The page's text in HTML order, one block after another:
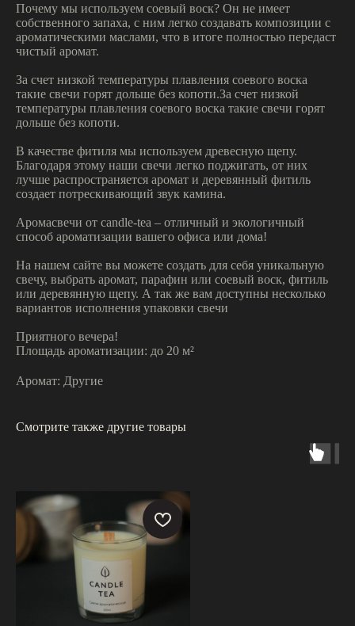
Почему мы используем соевый воск? Он не имеет
собственного запаха, с ним легко создавать композиции с
ароматическими маслами, что в итоге полностью передаст
чистый аромат.
За счет низкой температуры плавления соевого воска
такие свечи горят дольше без копоти.За счет низкой
температуры плавления соевого воска такие свечи горят
дольше без копоти.
В качестве фитиля мы используем древесную щепу.
Благодаря этому наши свечи легко поджигать, от них
лучше распространяется аромат и деревянный фитиль
создает потрескивающий звук камина.
Аромасвечи от candle-tea – отличный и экологичный
способ ароматизации вашего офиса или дома!
На нашем сайте вы можете создать для себя уникальную
свечу, выбрать аромат, парафин или соевый воск, фитиль
или деревянную щепу. А так же вам доступны несколько
вариантов исполнения упаковки свечи
Приятного вечера!
Площадь ароматизации: до 20 м²
Аромат: Другие
Смотрите также другие товары